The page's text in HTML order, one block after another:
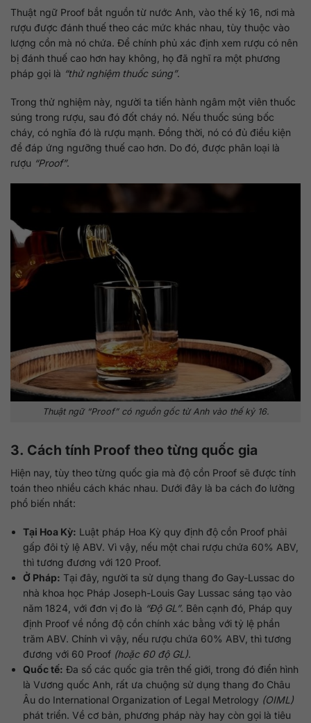
Thuật ngữ Proof bắt nguồn từ nước Anh, vào thế kỷ 16, nơi mà
rượu được đánh thuế theo các mức khác nhau, tùy thuộc vào
lượng cồn mà nó chứa. Để chính phủ xác định xem rượu có nên
bị đánh thuế cao hơn hay không, họ đã nghĩ ra một phương
pháp gọi là “thử nghiệm thuốc súng”.
Trong thử nghiệm này, người ta tiến hành ngâm một viên thuốc
súng trong rượu, sau đó đốt cháy nó. Nếu thuốc súng bốc
cháy, có nghĩa đó là rượu mạnh. Đồng thời, nó có đủ điều kiện
để đáp ứng ngưỡng thuế cao hơn. Do đó, được phân loại là
rượu “Proof”.
Thuật ngữ“Proof”có nguồn gốc từ Anh vào thế kỷ 16.
3. Cách tính Proof theo từng quốc gia
Hiện nay, tùy theo từng quốc gia mà độ cồn Proof sẽ được tính
toán theo nhiều cách khác nhau. Dưới đây là ba cách đo lường
phổ biến nhất:
Tại Hoa Kỳ: Luật pháp Hoa Kỳ quy định độ cồn Proof phải
gấp đôi tỷ lệ ABV. Vì vậy, nếu một chai rượu chứa 60% ABV,
thì tương đương với 120 Proof.
Ở Pháp: Tại đây, người ta sử dụng thang đo Gay-Lussac do
nhà khoa học Pháp Joseph-Louis Gay Lussac sáng tạo vào
năm 1824, với đơn vị đo là “Độ GL”. Bên cạnh đó, Pháp quy
định Proof về nồng độ cồn chính xác bằng với tỷ lệ phần
trăm ABV. Chính vì vậy, nếu rượu chứa 60% ABV, thì tương
đương với 60 Proof (hoặc 60 độ GL).
Quốc tế: Đa số các quốc gia trên thế giới, trong đó điển hình
là Vương quốc Anh, rất ưa chuộng sử dụng thang đo Châu
Âu do International Organization of Legal Metrology (OIML)
phát triển. Về cơ bản, phương pháp này hay còn gọi là tiêu